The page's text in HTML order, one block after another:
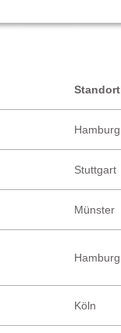
Standort
Hamburg
Stuttgart
Münster
Hamburg
Köln